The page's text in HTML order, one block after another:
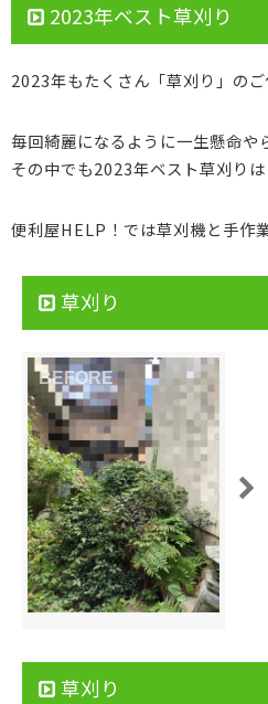
2023年ベスト草刈り
2023年もたくさん「草刈り」の
毎回綺麗になるように一生懸命や
その中でも2023年ベスト草刈り
便利屋HELP！では草刈機と手作
草刈り
草刈り